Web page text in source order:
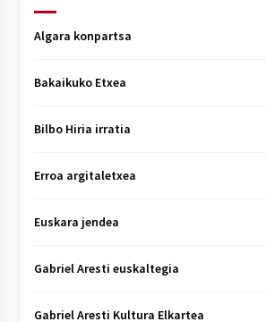
Algara konpartsa
Bakaikuko Etxea
Bilbo Hiria irratia
Erroa argitaletxea
Euskara jendea
Gabriel Aresti euskaltegia
Gabriel Aresti Kultura Elkartea